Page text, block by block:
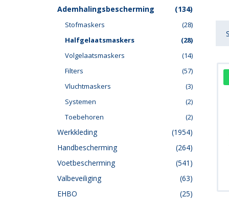
Ademhalingsbescherming
(134)
Stofmaskers
(28)
Halfgelaatsmaskers
(28)
Volgelaatsmaskers
(14)
Filters
(57)
Vluchtmaskers
(3)
Systemen
(2)
Toebehoren
(2)
Werkkleding
(1954)
Handbescherming
(264)
Voetbescherming
(541)
Valbeveiliging
(63)
EHBO
(25)